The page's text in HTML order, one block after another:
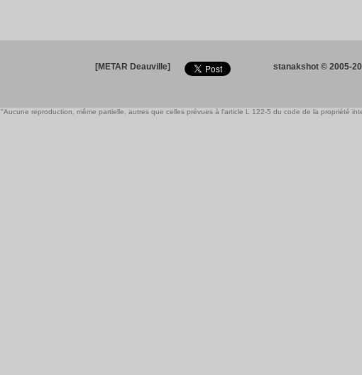
[METAR Deauville] stanakshot © 2005-
"Aucune reproduction, même partielle, autres que celles prévues à l'article L 122-5 du code de la propriété